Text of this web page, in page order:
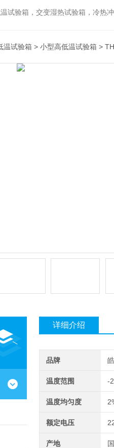
箱，交变湿热试验箱，冷热冲击试验
温试验箱 > 小型高低温试验箱 >
详细介绍
品牌
温度范围 -
温度均匀度
额定电压
产地